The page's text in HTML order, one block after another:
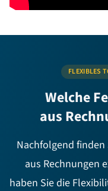
FLEXIBLES
Welche
aus
Nachfolgend finden
aus Rechnungen
haben Sie die